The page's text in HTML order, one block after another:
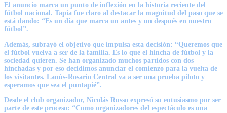
El anuncio marca un punto de inflexión en la historia reciente del
fútbol nacional. Tapia fue claro al destacar la magnitud del paso que se
está dando: “Es un día que marca un antes y un después en nuestro
fútbol”.
Además, subrayó el objetivo que impulsa esta decisión: “Queremos que
el fútbol vuelva a ser de la familia. Es lo que el hincha de fútbol y la
sociedad quieren. Se han organizado muchos partidos con dos
hinchadas y por eso decidimos anunciar el comienzo para la vuelta de
los visitantes. Lanús-Rosario Central va a ser una prueba piloto y
esperamos que sea el puntapié”.
Desde el club organizador, Nicolás Russo expresó su entusiasmo por ser
parte de este proceso: “Como organizadores del espectáculo es una